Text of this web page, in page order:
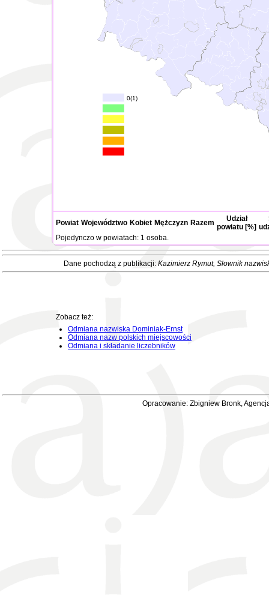
0(1)
Powiat Województwo Kobiet Mężczyzn Razem
Udział
powiatu [%]
Pojedynczo w powiatach: 1 osoba.
Dane pochodzą z publikacji: Kazimierz Rymut, Słownik
Zobacz też:
Odmiana nazwiska Dominiak-Ernst
Odmiana nazw polskich miejscowości
Odmiana i składanie liczebników
Opracowanie: Zbigniew Bronk,